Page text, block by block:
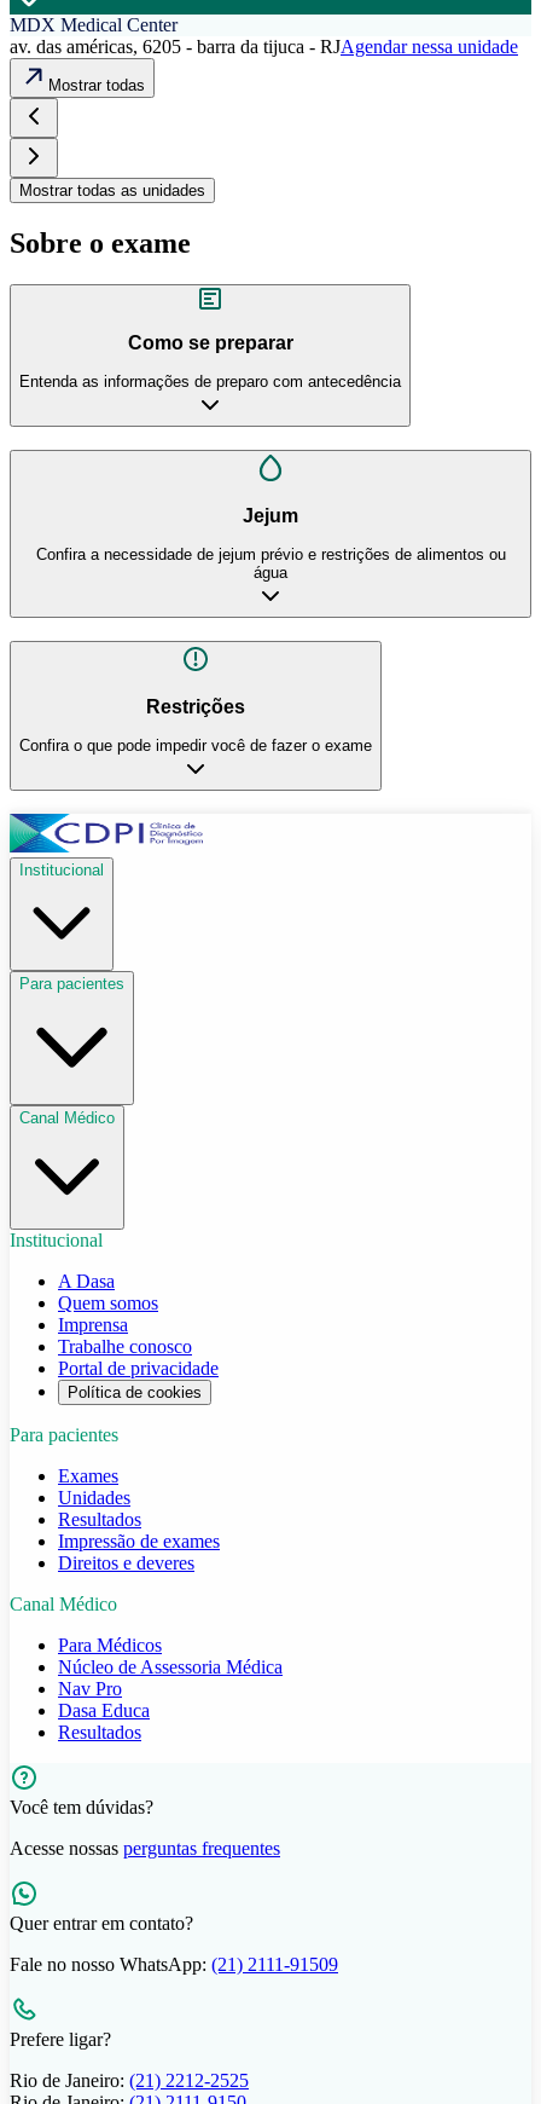
MDX Medical Center
av. das américas, 6205 - barra da tijuca - RJAgendar nessa unidade
Mostrar todas
Mostrar todas as unidades
Sobre o exame
Como se preparar
Entenda as informações de preparo com antecedência
Jejum
Confira a necessidade de jejum prévio e restrições de alimentos ou
água
Restrições
Confira o que pode impedir você de fazer o exame
Institucional
Para pacientes
Canal Médico
Institucional
A Dasa
Quem somos
Imprensa
Trabalhe conosco
Portal de privacidade
Política de cookies
Para pacientes
Exames
Unidades
Resultados
Impressão de exames
Direitos e deveres
Canal Médico
Para Médicos
Núcleo de Assessoria Médica
Nav Pro
Dasa Educa
Resultados
Você tem dúvidas?
Acesse nossas perguntas frequentes
Quer entrar em contato?
Fale no nosso WhatsApp: (21) 2111-91509
Prefere ligar?
Rio de Janeiro: (21) 2212-2525